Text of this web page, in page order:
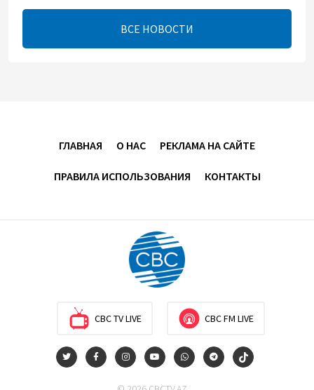
bp о ходе строительства солнечной
электростанции "Шафаг"
6 августа 2026
Цены на азербайджанскую нефть изменились
Как Азербайджан и Казахстан превращают Каспий
в цифровой узел Евразии
ВСЕ НОВОСТИ
ГЛАВНАЯ О НАС РЕКЛАМА НА САЙТЕ
ПРАВИЛА ИСПОЛЬЗОВАНИЯ КОНТАКТЫ
CBC TV LIVE CBC FM LIVE